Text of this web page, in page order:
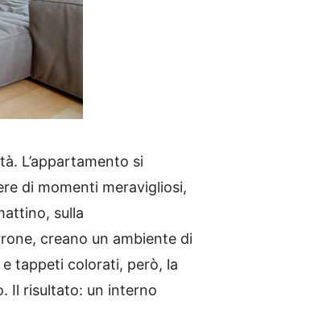
L’appartamento si
di momenti meravigliosi,
sulla
creano un ambiente di
tappeti colorati, però, la
Il risultato: un interno